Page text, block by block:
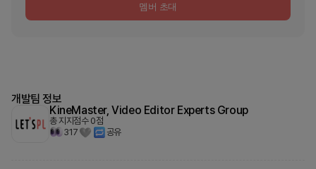
멤버 초대
개발팀 정보
KineMaster, Video Editor Experts Group
총 지지점수 0점
317
공유